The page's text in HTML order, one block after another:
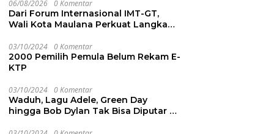
06/08/2026 0 Komentar
Dari Forum Internasional IMT-GT,
Wali Kota Maulana Perkuat Langkah
03/10/2024 0 Komentar
2000 Pemilih Pemula Belum Rekam E-
KTP
03/10/2024 0 Komentar
Waduh, Lagu Adele, Green Day
hingga Bob Dylan Tak Bisa Diputar di